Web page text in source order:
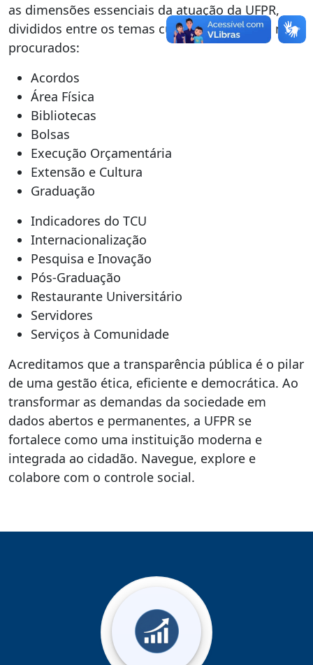
as dimensões essenciais da atuação da UFPR,
divididos entre os temas cujos dados são os mais
procurados:
Acordos
Área Física
Bibliotecas
Bolsas
Execução Orçamentária
Extensão e Cultura
Graduação
Indicadores do TCU
Internacionalização
Pesquisa e Inovação
Pós-Graduação
Restaurante Universitário
Servidores
Serviços à Comunidade
Acreditamos que a transparência pública é o pilar
de uma gestão ética, eficiente e democrática. Ao
transformar as demandas da sociedade em
dados abertos e permanentes, a UFPR se
fortalece como uma instituição moderna e
integrada ao cidadão. Navegue, explore e
colabore com o controle social.